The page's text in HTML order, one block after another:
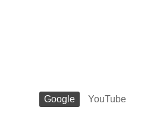
Google YouTube